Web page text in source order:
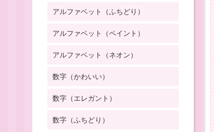
アルファベット（ふちどり）
アルファベット（ペイント）
アルファベット（ネオン）
数字（かわいい）
数字（エレガント）
数字（ふちどり）